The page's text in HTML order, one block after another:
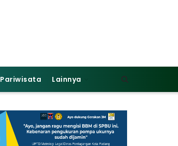
Pariwisata Lainnya